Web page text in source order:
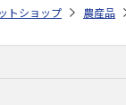
ゆうゆうギフト
トショップ 農産品